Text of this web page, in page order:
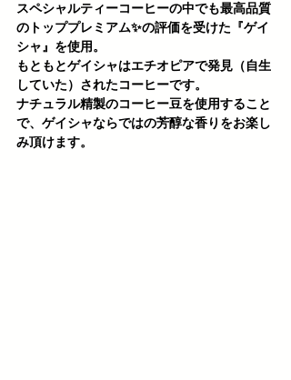
スペシャルティーコーヒーの中でも最高品質
のトッププレミアム✨の評価を受けた『ゲイ
シャ』を使用。
もともとゲイシャはエチオピアで発見（自生
していた）されたコーヒーです。
ナチュラル精製のコーヒー豆を使用すること
で、ゲイシャならではの芳醇な香りをお楽し
み頂けます。